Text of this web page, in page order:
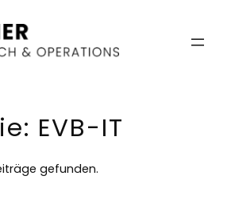
EVB-IT
gefunden.